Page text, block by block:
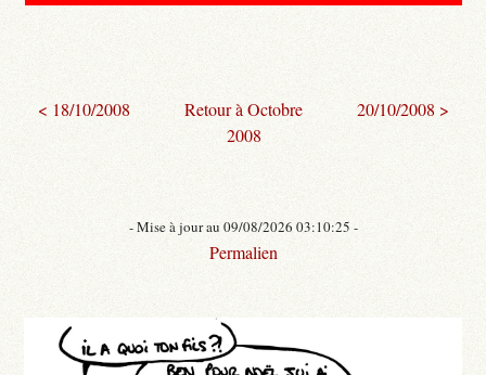
< 18/10/2008
Retour à Octobre
2008
20/10/2008 >
- Mise à jour au 09/08/2026 03:10:25 -
Permalien